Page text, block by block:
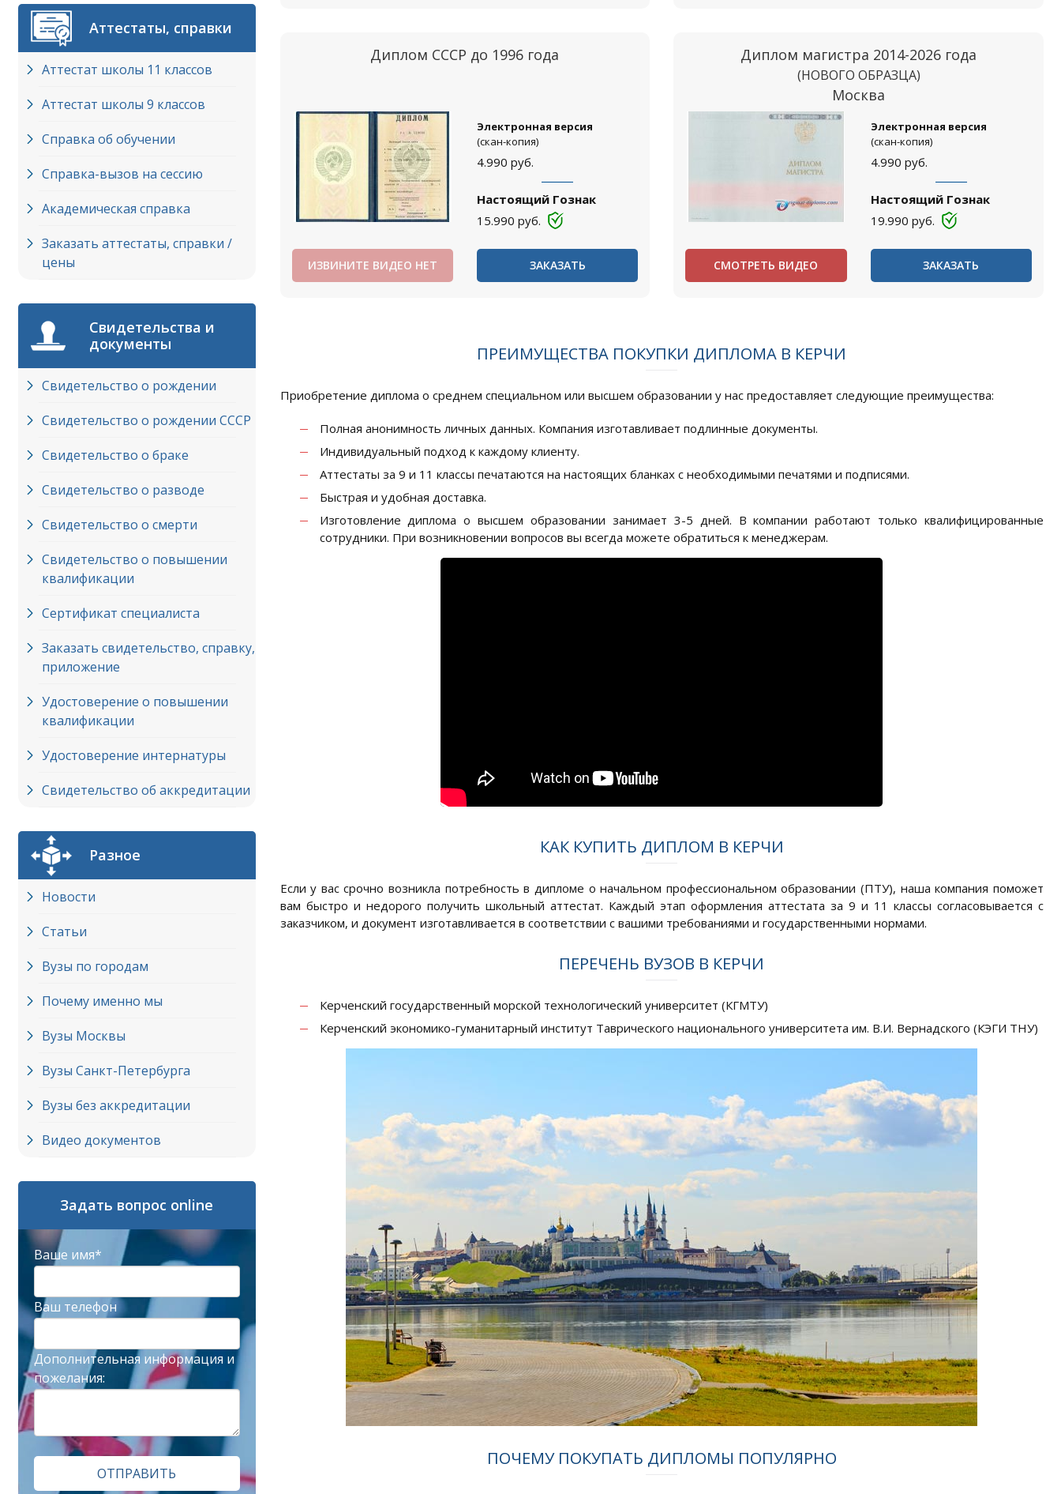
Аттестаты, справки
Аттестат школы 11 классов
Аттестат школы 9 классов
Справка об обучении
Справка-вызов на сессию
Академическая справка
Заказать аттестаты, справки /
цены
Свидетельства и
документы
Свидетельство о рождении
Свидетельство о рождении СССР
Свидетельство о браке
Свидетельство о разводе
Свидетельство о смерти
Свидетельство о повышении
квалификации
Сертификат специалиста
Заказать свидетельство, справку,
приложение
Удостоверение о повышении
квалификации
Удостоверение интернатуры
Свидетельство об аккредитации
Разное
Новости
Статьи
Вузы по городам
Почему именно мы
Вузы Москвы
Вузы Cанкт-Петербурга
Вузы без аккредитации
Видео документов
Задать вопрос online
Ваше имя*
Ваш телефон
Дополнительная информация и
пожелания:
ОТПРАВИТЬ
Диплом СССР до 1996 года
Электронная версия
(скан-копия)
4.990 руб.
Настоящий Гознак
15.990 руб.
ИЗВИНИТЕ ВИДЕО НЕТ ЗАКАЗАТЬ
Диплом магистра 2014-2026 года
(НОВОГО ОБРАЗЦА)
Москва
Электронная версия
(скан-копия)
4.990 руб.
Настоящий Гознак
19.990 руб.
СМОТРЕТЬ ВИДЕО ЗАКАЗАТЬ
ПРЕИМУЩЕСТВА ПОКУПКИ ДИПЛОМА В КЕРЧИ
Приобретение диплома о среднем специальном или высшем образовании у нас предоставляет следующие преимущества:
Полная анонимность личных данных. Компания изготавливает подлинные документы.
Индивидуальный подход к каждому клиенту.
Аттестаты за 9 и 11 классы печатаются на настоящих бланках с необходимыми печатями и подписями.
Быстрая и удобная доставка.
Изготовление диплома о высшем образовании занимает 3-5 дней. В компании работают только квалифицированные
сотрудники. При возникновении вопросов вы всегда можете обратиться к менеджерам.
КАК КУПИТЬ ДИПЛОМ В КЕРЧИ
Если у вас срочно возникла потребность в дипломе о начальном профессиональном образовании (ПТУ), наша компания поможет
вам быстро и недорого получить школьный аттестат. Каждый этап оформления аттестата за 9 и 11 классы согласовывается с
заказчиком, и документ изготавливается в соответствии с вашими требованиями и государственными нормами.
ПЕРЕЧЕНЬ ВУЗОВ В КЕРЧИ
Керченский государственный морской технологический университет (КГМТУ)
Керченский экономико-гуманитарный институт Таврического национального университета им. В.И. Вернадского (КЭГИ ТНУ)
ПОЧЕМУ ПОКУПАТЬ ДИПЛОМЫ ПОПУЛЯРНО